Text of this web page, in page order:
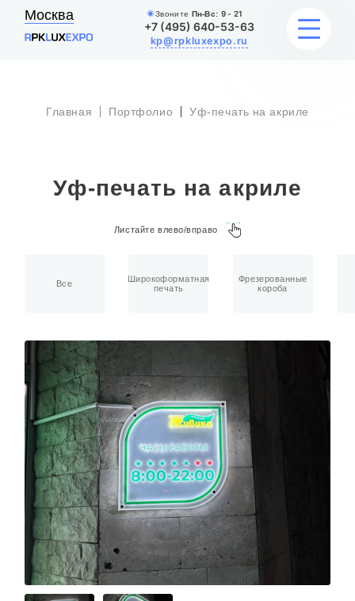
Москва Звоните Пн-Вс: 9 - 21
+7 (495) 640-53-63
kp@rpkluxexpo.ru
ВЫВЕСКИ
ЦЕНЫ
НАШИ РАБОТЫ
О КОМПАНИИ
Главная Портфолио Уф-печать на акриле
Уф-печать на акриле
Листайте влево/вправо
Все
Широкоформатная
печать
Фрезерованные
короба